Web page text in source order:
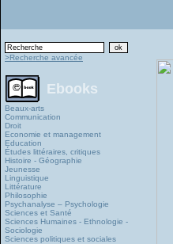
>Recherche avancée
Ebooks
Beaux-arts
Communication
Droit
Economie et management
Education
Études littéraires, critiques
Histoire - Géographie
Jeunesse
Linguistique
Littérature
Philosophie
Psychanalyse – Psychologie
Sciences et Santé
Sciences Humaines - Ethnologie -
Sociologie
Sciences politiques et sociales